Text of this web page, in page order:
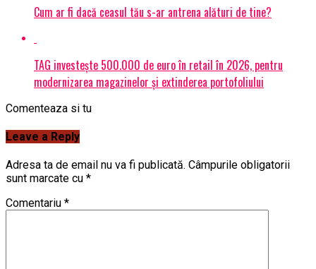
Cum ar fi dacă ceasul tău s-ar antrena alături de tine?
TAG investește 500.000 de euro în retail în 2026, pentru
modernizarea magazinelor și extinderea portofoliului
Comenteaza si tu
Leave a Reply
Adresa ta de email nu va fi publicată. Câmpurile obligatorii
sunt marcate cu *
Comentariu *